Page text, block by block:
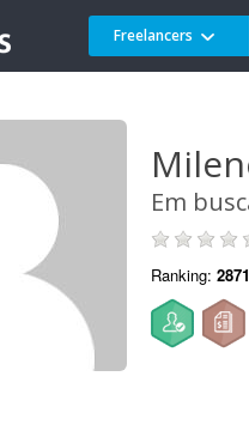
Freelancers
Em
Ranking: